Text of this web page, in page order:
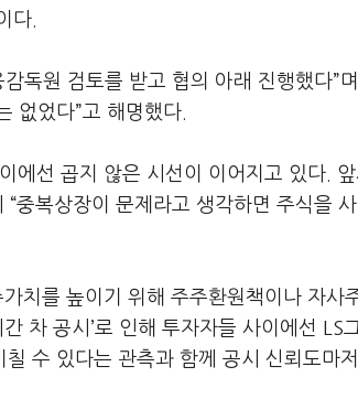
다.
감독원 검토를 받고 협의 아래 진행했다”
없었다”고 해명했다.
에선 곱지 않은 시선이 이어지고 있다.
“중복상장이 문제라고 생각하면 주식을
가치를 높이기 위해 주주환원책이나 자사
차 공시’로 인해 투자자들 사이에선 LS
수 있다는 관측과 함께 공시 신뢰도마